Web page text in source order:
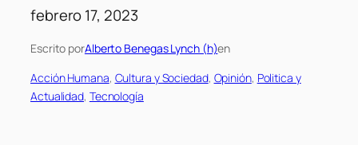
febrero 17, 2023
Escrito porAlberto Benegas Lynch (h)en
Acción Humana, Cultura y Sociedad, Opinión, Politica y
Actualidad, Tecnología